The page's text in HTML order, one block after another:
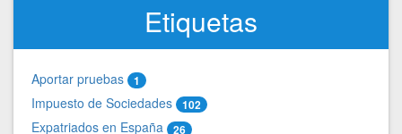
Etiquetas
Aportar pruebas 1
Impuesto de Sociedades 102
Expatriados en España 26